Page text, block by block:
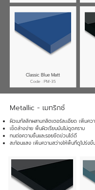
Classic Blue Matt
Code : PM-35
Metallic - เมทริกซ์
ผิวเมทัลลิกผสานกลิตเตอร์ละเอียด เพิ่มคว
เช็ดล้างง่าย พื้นผิวเรียบมันไม่ดูดคราบ
ทนต่อความชื้นและรอยขีดข่วนได้ดี
สะท้อนแสง เพิ่มความสว่างให้พื้นที่ดูโปร่งขึ้